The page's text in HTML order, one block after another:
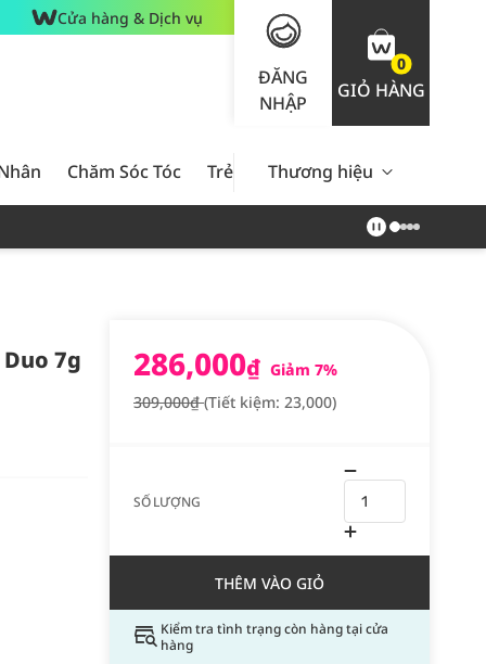
Cửa hàng & Dịch vụ
ĐĂNG
NHẬP
0
GIỎ HÀNG
Chăm Sóc Tóc Trẻ Em Nam Giới Chăm Sóc
Thương hiệu
7g 286,000₫ Giảm 7%
309,000₫(Tiết kiệm: 23,000)
SỐ LƯỢNG
THÊM VÀO GIỎ
Kiểm tra tình trạng còn hàng tại cửa
hàng